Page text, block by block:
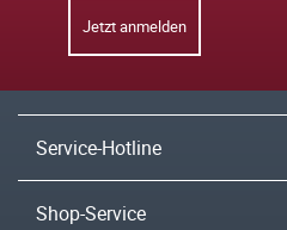
Jetzt anmelden
Service-Hotline
Shop-Service